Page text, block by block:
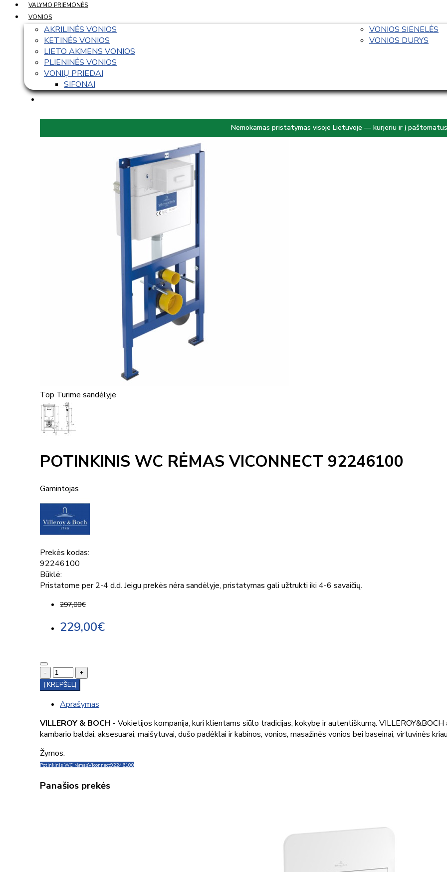
VALYMO PRIEMONĖS
VONIOS
AKRILINĖS VONIOS
KETINĖS VONIOS
LIETO AKMENS VONIOS
PLIENINĖS VONIOS
VONIŲ PRIEDAI
SIFONAI
VONIOS SIENELĖS
VONIOS DURYS
Nemokamas pristatymas visoje Lietuvoje — kurjeriu ir į paštomatus
Top Turime sandėlyje
POTINKINIS WC RĖMAS VICONNECT 92246100
Gamintojas
Prekės kodas:
92246100
Būklė:
Pristatome per 2-4 d.d. Jeigu prekės nėra sandėlyje, pristatymas gali užtrukti iki 4-6 savaičių.
297,00€
229,00€
-
+
Į KREPŠELĮ
Aprašymas
VILLEROY & BOCH - Vokietijos kompanija, kuri klientams siūlo tradicijas, kokybę ir autentiškumą.
kambario baldai, aksesuarai, maišytuvai, dušo padėklai ir kabinos, vonios, masažinės vonios bei baseinai, virtuvinės
Žymos:
Potinkinis WC rėmasViconnect92246100
Panašios prekės